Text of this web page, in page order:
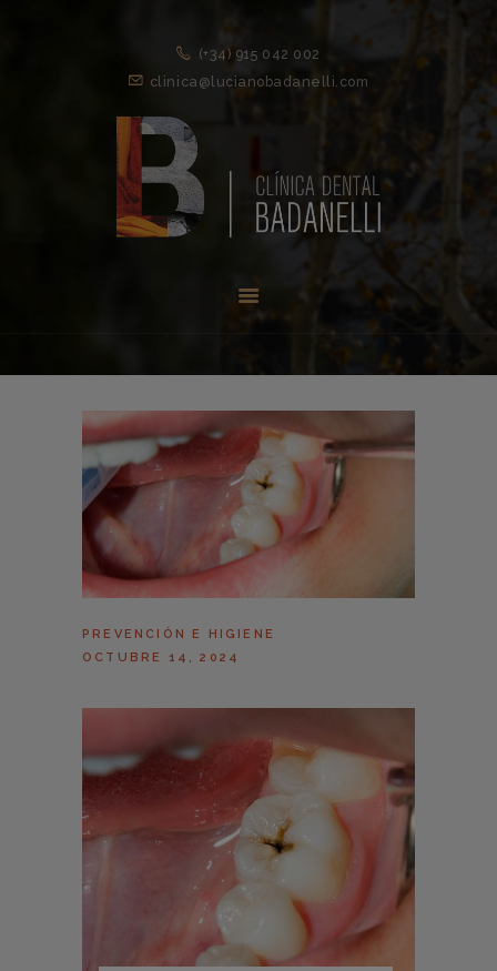
(+34) 915 042 002
clinica@lucianobadanelli.com
EQUIPO
NOVEDADES
CONTACTO
PREVENCIÓN E HIGIENE
OCTUBRE 14, 2024